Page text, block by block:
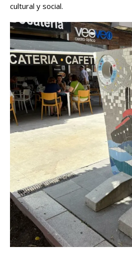
cultural y social.